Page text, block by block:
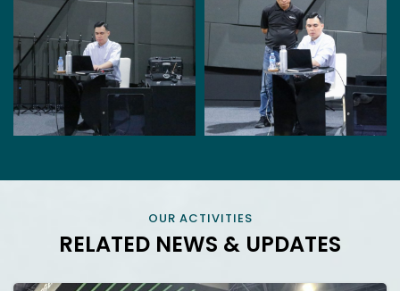
OUR ACTIVITIES
RELATED NEWS & UPDATES